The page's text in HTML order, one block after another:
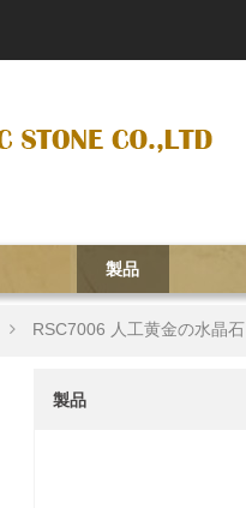
製品
RSC7006 人工黄金の水晶石
製品